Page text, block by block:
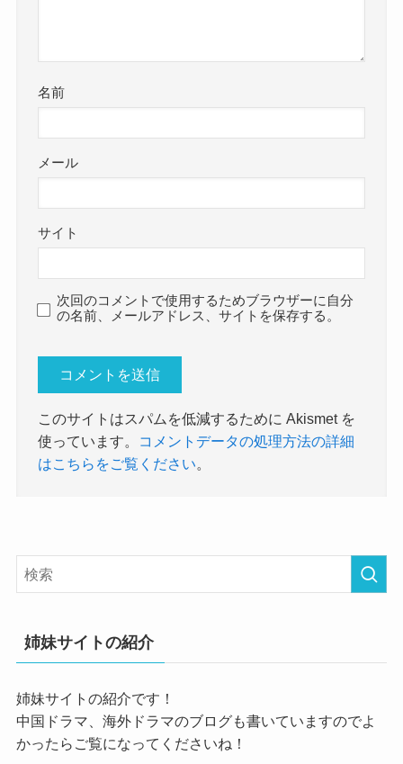
名前
メール
サイト
次回のコメントで使用するためブラウザーに自分
の名前、メールアドレス、サイトを保存する。
このサイトはスパムを低減するために Akismet を
使っています。
コメントデータの処理方法の詳細
はこちらをご覧ください。
姉妹サイトの紹介
姉妹サイトの紹介です！
中国ドラマ、海外ドラマのブログも書いていますのでよ
かったらご覧になってくださいね！